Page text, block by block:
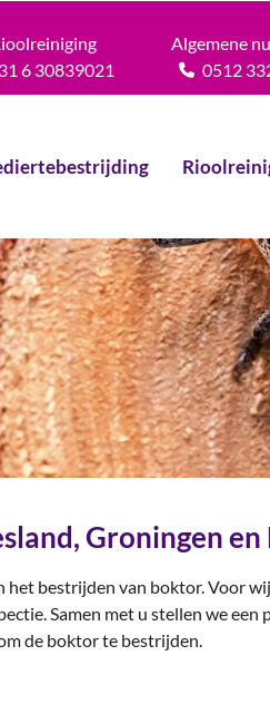
31 6 30839021
Algemene
0512
Groningen
het bestrijden van boktor. Voor
Samen met u stellen we
de boktor te bestrijden.